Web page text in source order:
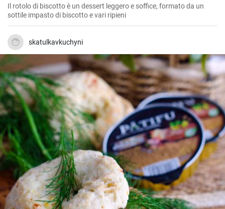
Il rotolo di biscotto è un dessert leggero e soffice, formato da un
sottile impasto di biscotto e vari ripieni
skatulkavkuchyni